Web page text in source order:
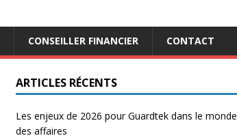
CONSEILLER FINANCIER CONTACT
ARTICLES RÉCENTS
Les enjeux de 2026 pour Guardtek dans le monde
des affaires